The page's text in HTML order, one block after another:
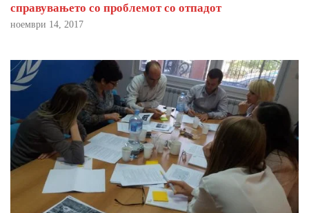
справувањето со проблемот со отпадот
ноември 14, 2017